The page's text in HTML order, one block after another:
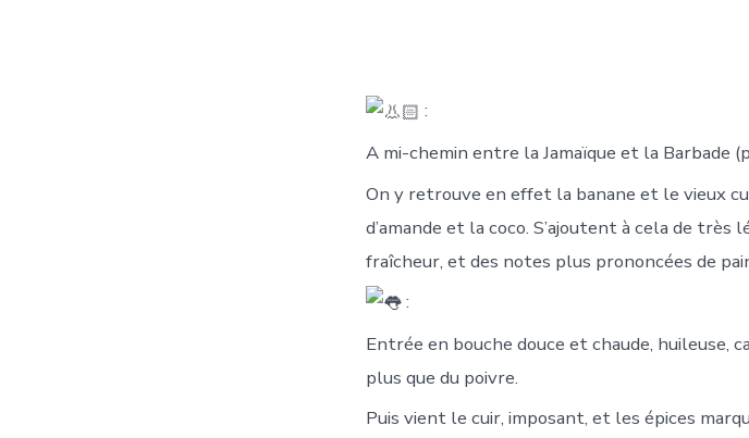
:
A mi-chemin entre la Jamaïque et la Barbade
On y retrouve en effet la banane et le vieux
d’amande et la coco. S’ajoutent à cela de
fraîcheur, et des notes plus prononcées de
:
Entrée en bouche douce et chaude, huileuse,
plus que du poivre.
Puis vient le cuir, imposant, et les épices